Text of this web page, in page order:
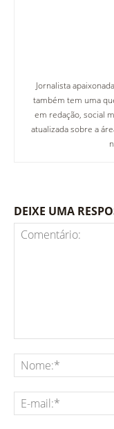
Jornalista
também tem uma
em redação, social
atualizada sobre a
DEIXE UMA